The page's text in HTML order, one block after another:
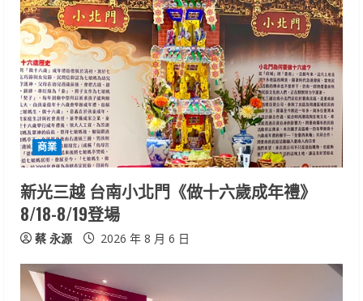
商業
新光三越 台南小北門《做十六歲成年禮》
8/18-8/19登場
蔡 永源 2026 年 8 月 6 日